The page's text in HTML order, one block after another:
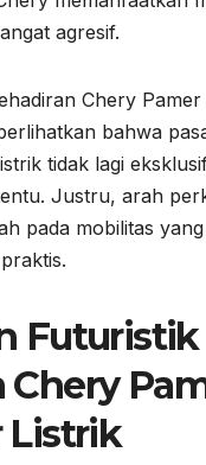
agresif.
Chery
bahwa
tidak lagi
Justru, arah
pada mobilitas
Futuristik
Chery
Listrik